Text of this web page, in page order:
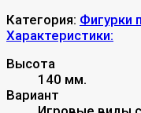
Категория: Фигурки
Характеристики:
Высота
140 мм.
Вариант